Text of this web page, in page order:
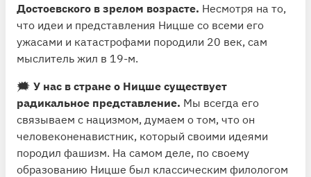
Достоевского в зрелом возрасте. Несмотря на то,
что идеи и представления Ницше со всеми его
ужасами и катастрофами породили 20 век, сам
мыслитель жил в 19-м.
🗯 У нас в стране о Ницше существует
радикальное представление. Мы всегда его
связываем с нацизмом, думаем о том, что он
человеконенавистник, который своими идеями
породил фашизм. На самом деле, по своему
образованию Ницше был классическим филологом